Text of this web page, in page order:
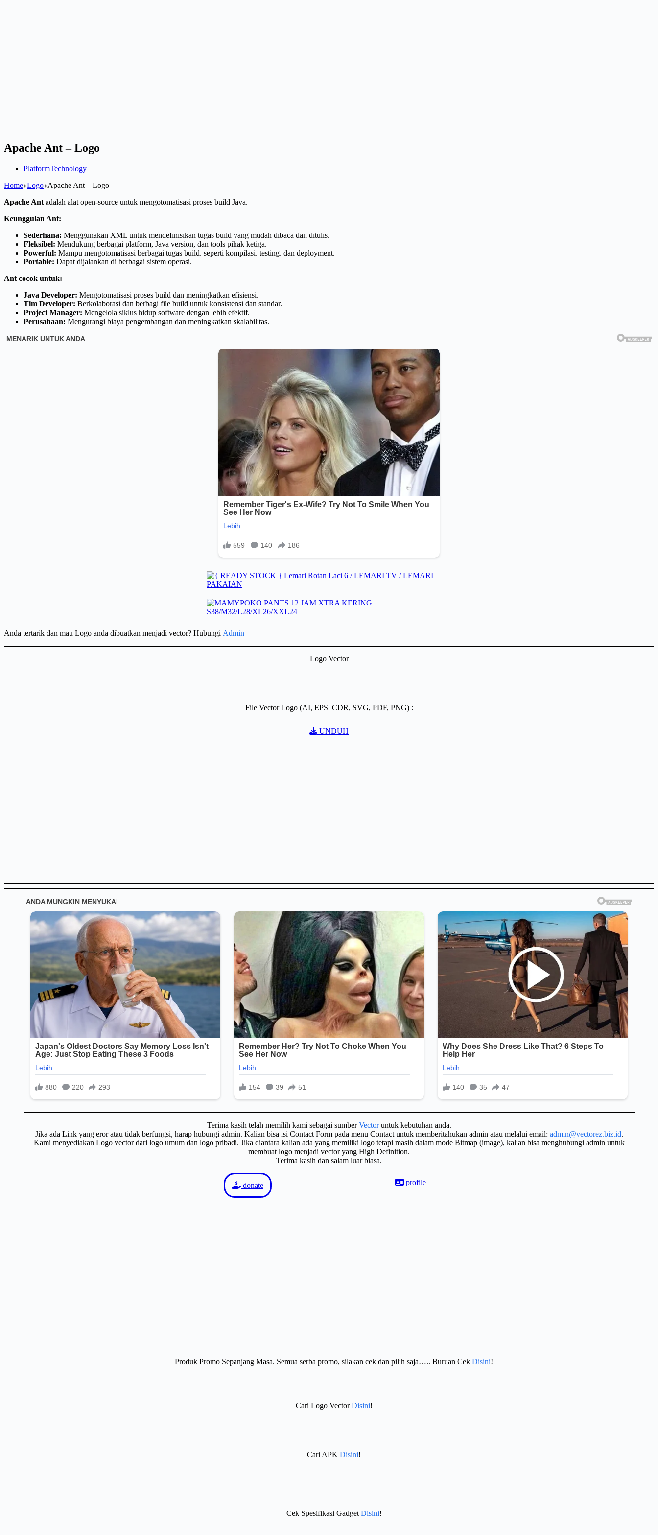
Apache Ant – Logo
PlatformTechnology
Home Logo Apache Ant – Logo
Apache Ant adalah alat open-source untuk mengotomatisasi proses build Java.
Keunggulan Ant:
Sederhana: Menggunakan XML untuk mendefinisikan tugas build yang mudah dibaca dan ditulis.
Fleksibel: Mendukung berbagai platform, Java version, dan tools pihak ketiga.
Powerful: Mampu mengotomatisasi berbagai tugas build, seperti kompilasi, testing, dan deployment.
Portable: Dapat dijalankan di berbagai sistem operasi.
Ant cocok untuk:
Java Developer: Mengotomatisasi proses build dan meningkatkan efisiensi.
Tim Developer: Berkolaborasi dan berbagi file build untuk konsistensi dan standar.
Project Manager: Mengelola siklus hidup software dengan lebih efektif.
Perusahaan: Mengurangi biaya pengembangan dan meningkatkan skalabilitas.
Anda tertarik dan mau Logo anda dibuatkan menjadi vector? Hubungi Admin
Logo Vector
File Vector Logo (AI, EPS, CDR, SVG, PDF, PNG) :
UNDUH
Terima kasih telah memilih kami sebagai sumberVectoruntuk kebutuhan anda.
Jika ada Link yang eror atau tidak berfungsi, harap hubungi admin. Kalian bisa isi Contact Form pada menu Contact untuk memberitahukan admin atau melalui email: admin@vectorez.biz.id.
Kami menyediakan Logo vector dari logo umum dan logo pribadi. Jika diantara kalian ada yang memiliki logo tetapi masih dalam mode Bitmap (image), kalian bisa menghubungi admin untuk
membuat logo menjadi vector yang High Definition.
Terima kasih dan salam luar biasa.
donate profile
Produk Promo Sepanjang Masa. Semua serba promo, silakan cek dan pilih saja….. Buruan Cek Disini!
Cari Logo VectorDisini!
Cari APK Disini!
Cek Spesifikasi GadgetDisini!